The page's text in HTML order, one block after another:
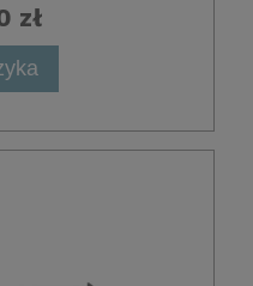
zł